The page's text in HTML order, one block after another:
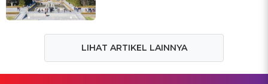
LIHAT ARTIKEL LAINNYA